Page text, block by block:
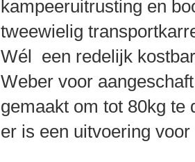
kampeeruitrusting en
tweewielig
Wél een redelijk
Weber voor
gemaakt om tot 80kg te
er is een uitvoering